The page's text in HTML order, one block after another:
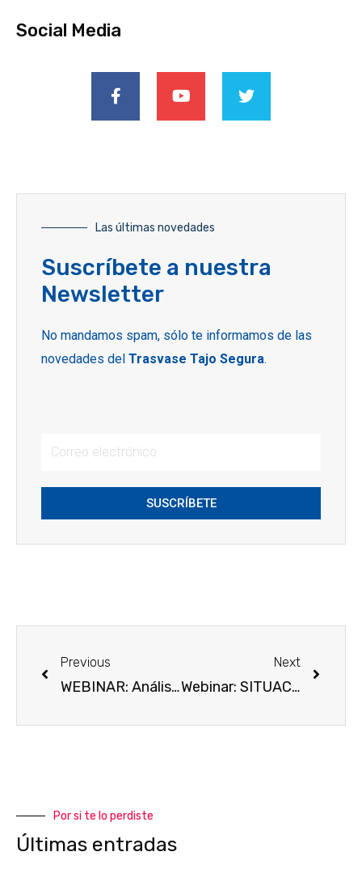
Social Media
Las últimas novedades
Suscríbete a nuestra
Newsletter
No mandamos spam, sólo te informamos de las
novedades del Trasvase Tajo Segura.
SUSCRÍBETE
Previous
WEBINAR: Análisis de los caudales ecológicos propuestos en el Plan del Tajo para el tramo Bolarque-Aranjuez. 12/07/2021 a las 12h.
Next
Webinar: SITUACIÓN ACTUAL Y SOLUCIONES DE FUTURO DEL TRASVASE TAJO-SEGURA
Por si te lo perdiste
Últimas entradas